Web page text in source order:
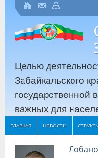
Целью
Забайкальского
государственной
важных для
ГЛАВНАЯ НОВОСТИ